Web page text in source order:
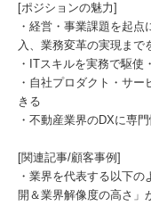
[ポジションの魅力]
・経営・事業課題を起
入、業務変革の実現まで
・ITスキルを実務で駆使
・自社プロダクト・サ
きる
・不動産業界のDXに専
[関連記事/顧客事例]
・業界を代表する以下
開＆業界解像度の高さ」